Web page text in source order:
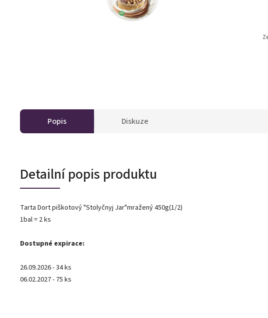
Popis Diskuze
Detailní popis produktu
Tarta Dort piškotový "Stolyčnyj Jar"mražený 450g(1/2)
1bal = 2 ks
Dostupné expirace:
26.09.2026 - 34 ks
06.02.2027 - 75 ks